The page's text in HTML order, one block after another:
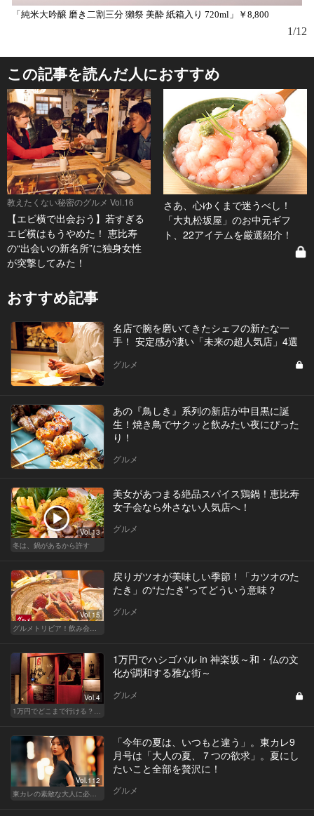
「純米大吟醸 磨き二割三分 獺祭 美酔 紙箱入り 720ml」￥8,800
1/12
この記事を読んだ人におすすめ
教えたくない秘密のグルメ Vol.16
【エビ横で出会おう】若すぎる
エビ横はもうやめた！ 恵比寿
の“出会いの新名所”に独身女性
が突撃してみた！
さあ、心ゆくまで迷うべし！
「大丸松坂屋」のお中元ギフ
ト、22アイテムを厳選紹介！
おすすめ記事
名店で腕を磨いてきたシェフの新たな一
手！ 安定感が凄い「未来の超人気店」4選
グルメ
あの『鳥しき』系列の新店が中目黒に誕
生！焼き鳥でサクッと飲みたい夜にぴった
り！
グルメ
Vol.13
冬は、鍋があるから許す
美女があつまる絶品スパイス鶏鍋！恵比寿
女子会なら外さない人気店へ！
グルメ
Vol.15
グルメトリビア！飲み会やデートで会話のネタになるQ＆A
戻りガツオが美味しい季節！「カツオのた
たき」の“たたき”ってどういう意味？
グルメ
Vol.4
1万円でどこまで行ける？渋谷・新富町・西荻窪・神楽坂でハシゴバル
1万円でハシゴバル in 神楽坂～和・仏の文
化が調和する雅な街～
グルメ
Vol.112
東カレの素敵な大人に必要なこと
「今年の夏は、いつもと違う」。東カレ9
月号は「大人の夏、７つの欲求」。夏にし
たいこと全部を贅沢に！
グルメ